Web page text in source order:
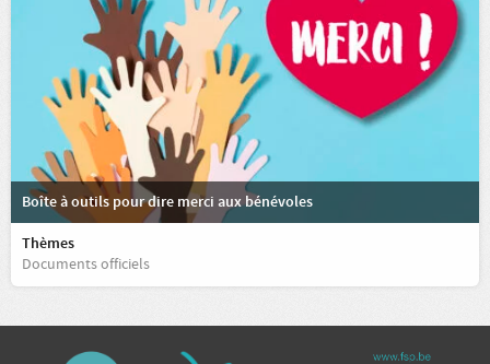
Boîte à outils pour dire merci aux bénévoles
Thèmes
Documents officiels